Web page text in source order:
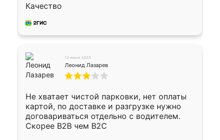
Качество
12 июня 2025
Леонид Лазарев
Не хватает чистой парковки, нет оплаты
картой, по доставке и разгрузке нужно
договариваться отдельно с водителем.
Скорее B2B чем B2C